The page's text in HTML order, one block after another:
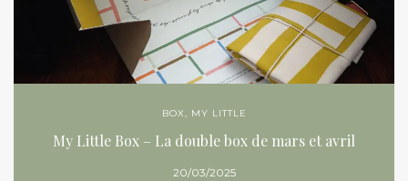
BOX, MY LITTLE
My Little Box – La double box de mars et avril
20/03/2025